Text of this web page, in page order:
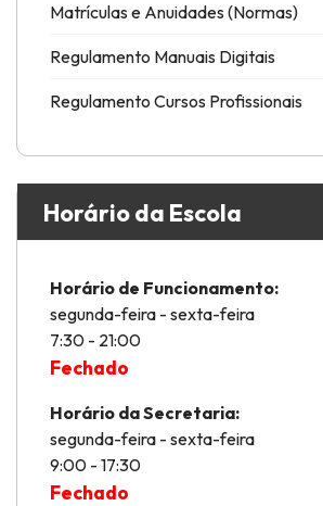
Matrículas e Anuidades (Normas)
Regulamento Manuais Digitais
Regulamento Cursos Profissionais
Horário da Escola
Horário de Funcionamento:
segunda-feira - sexta-feira
7:30 - 21:00
Fechado
Horário da Secretaria:
segunda-feira - sexta-feira
9:00 - 17:30
Fechado